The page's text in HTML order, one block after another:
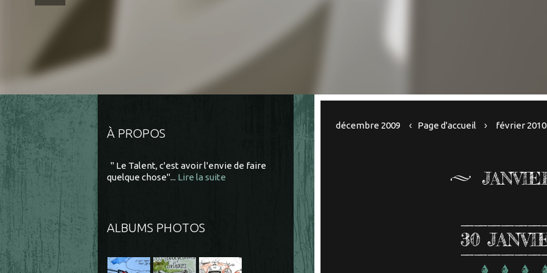
À PROPOS
" Le Talent, c'est avoir l'envie de faire
quelque chose"... Lire la suite
ALBUMS PHOTOS
décembre 2009 Page d'accueil février 2010
30